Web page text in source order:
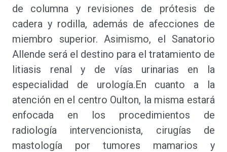
de columna y revisiones de prótesis de
cadera y rodilla, además de afecciones de
miembro superior. Asimismo, el Sanatorio
Allende será el destino para el tratamiento de
litiasis renal y de vías urinarias en la
especialidad de urología.En cuanto a la
atención en el centro Oulton, la misma estará
enfocada en los procedimientos de
radiología intervencionista, cirugías de
mastología por tumores mamarios y